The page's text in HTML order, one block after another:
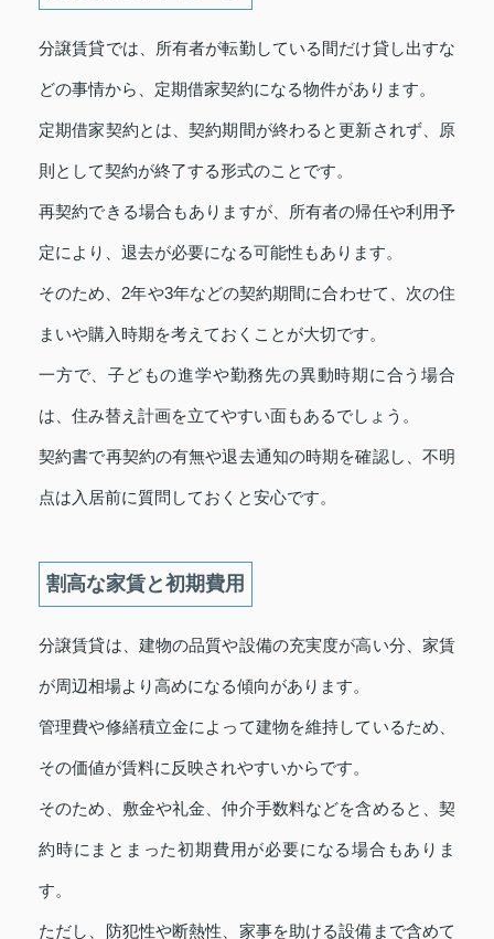
分譲賃貸では、所有者が転勤している間だけ貸し出すな
どの事情から、定期借家契約になる物件があります。
定期借家契約とは、契約期間が終わると更新されず、原
則として契約が終了する形式のことです。
再契約できる場合もありますが、所有者の帰任や利用予
定により、退去が必要になる可能性もあります。
そのため、2年や3年などの契約期間に合わせて、次の住
まいや購入時期を考えておくことが大切です。
一方で、子どもの進学や勤務先の異動時期に合う場合
は、住み替え計画を立てやすい面もあるでしょう。
契約書で再契約の有無や退去通知の時期を確認し、不明
点は入居前に質問しておくと安心です。
割高な家賃と初期費用
分譲賃貸は、建物の品質や設備の充実度が高い分、家賃
が周辺相場より高めになる傾向があります。
管理費や修繕積立金によって建物を維持しているため、
その価値が賃料に反映されやすいからです。
そのため、敷金や礼金、仲介手数料などを含めると、契
約時にまとまった初期費用が必要になる場合もありま
す。
ただし、防犯性や断熱性、家事を助ける設備まで含めて